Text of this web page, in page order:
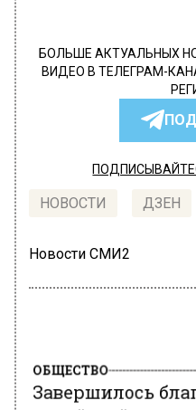
БОЛЬШЕ АКТУАЛЬНЫХ
ВИДЕО В ТЕЛЕГРАМ-
НОВОСТИ ДЗЕН
Новости СМИ2
Завершилось
Верейской